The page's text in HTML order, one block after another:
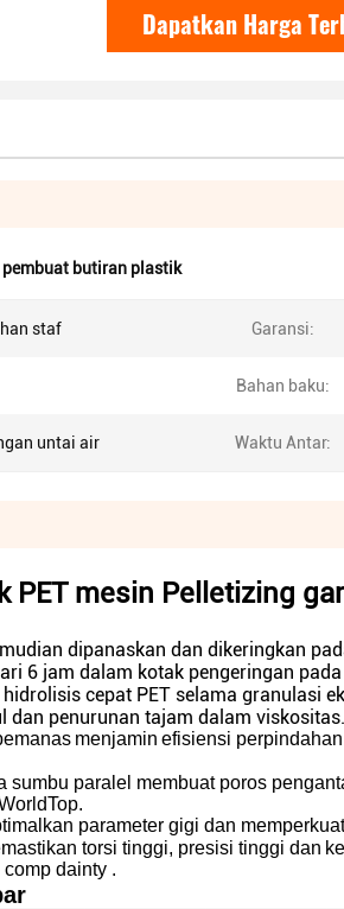
Dapatkan Harga
pembuat butiran plastik
staf Garansi:
Bahan baku:
untai air Waktu Antar:
PET mesin Pelletizing
dipanaskan dan dikeringkan
6 jam dalam kotak pengeringan
cepat PET selama granulasi
dan penurunan tajam dalam viskositas.
menjamin efisiensi
sumbu paralel membuat poros
parameter gigi dan
torsi tinggi, presisi tinggi dan
comp dainty .